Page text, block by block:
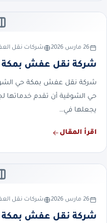
26 مارس 2026 شركات نقل
شركة نقل عفش بمكة
شركة نقل عفش بمكة حي
حي الشوقية أن تقدم خدماتها
يجعلها في…
اقرأ المقال
26 مارس 2026 شركات نقل
شركة نقل عفش بمكة